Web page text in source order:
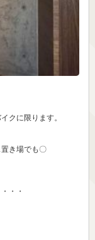
クに限ります。
き場でも〇
・・